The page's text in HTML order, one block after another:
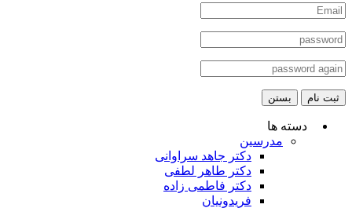
ثبت نام بستن
دسته ها
مدرسین
دکتر جاهد سراوانی
دکتر طاهر لطفی
دکتر فاطمی زاده
فریدونیان